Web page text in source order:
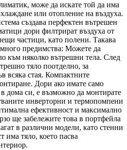
може да искате той да има
или отопление на въздуха.
създава перфектен вътрешен
дори филтрират въздуха от
частици, като полени. Такава
предимства: Можете да
към няколко вътрешни тела. След
тяло поотделно, за
всяка стая. Компактните
Дори ако имате само
дома си, е възможно да монтирате
инверторни и термопомпени
ефективност и максимално
ще забележите това в портфейла
в различни модели, като стенни
има тяло, което пасва